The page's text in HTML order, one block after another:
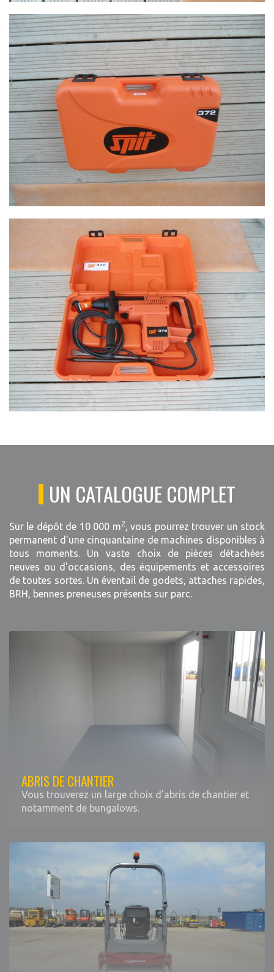
UN CATALOGUE COMPLET
Sur le dépôt de 10 000 m2, vous pourrez trouver un stock
permanent d'une cinquantaine de machines disponibles à
tous moments. Un vaste choix de pièces détachées
neuves ou d'occasions, des équipements et accessoires
de toutes sortes. Un éventail de godets, attaches rapides,
BRH, bennes preneuses présents sur parc.
ABRIS DE CHANTIER
Vous trouverez un large choix d’abris de chantier et
notamment de bungalows.